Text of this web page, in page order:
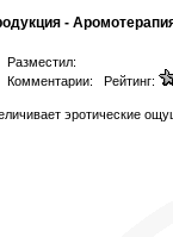
-
Разместил:
Комментарии: Рейтинг:
эротические